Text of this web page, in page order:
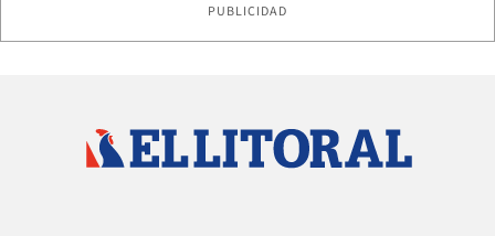
PUBLICIDAD